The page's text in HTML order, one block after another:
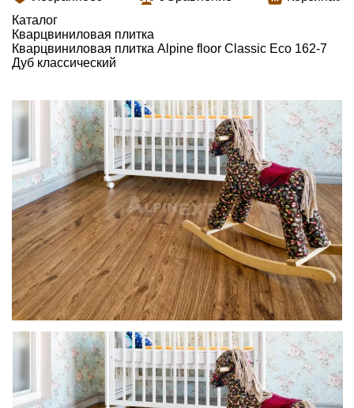
Каталог
Кварцвиниловая плитка
Кварцвиниловая плитка Alpine floor Classic Есо 162-7
Дуб классический